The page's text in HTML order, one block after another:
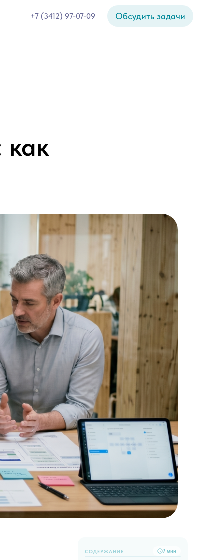
+7 (3412) 97-07-09 Обсудить задачи
как
СОДЕРЖАНИЕ 7 мин